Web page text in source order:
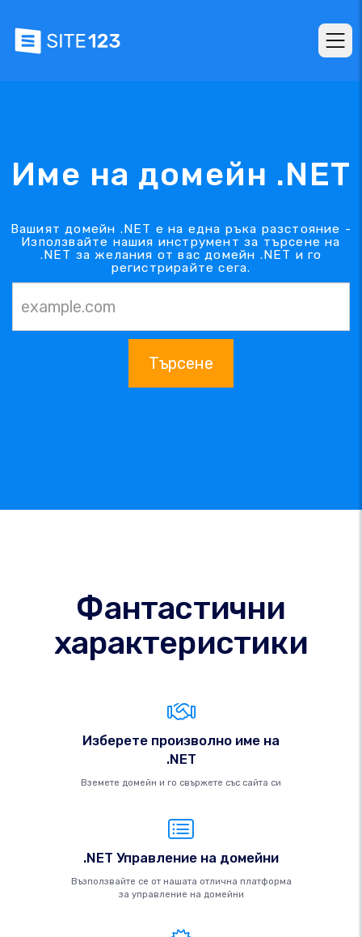
Име на домейн .NET
Вашият домейн .NET е на една ръка разстояние -
Използвайте нашия инструмент за търсене на
.NET за желания от вас домейн .NET и го
регистрирайте сега.
Търсене
Фантастични
характеристики
Изберете произволно име на
.NET
Вземете домейн и го свържете със сайта си
.NET Управление на домейни
Възползвайте се от нашата отлична платформа
за управление на домейни